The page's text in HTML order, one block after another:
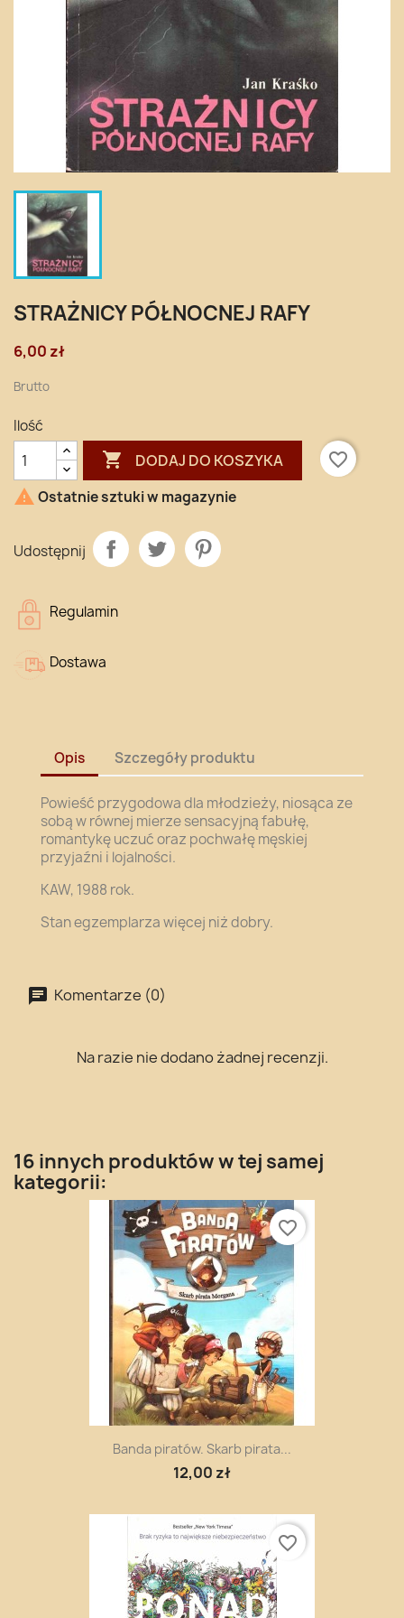
STRAŻNICY PÓŁNOCNEJ RAFY
6,00 zł
Brutto
Ilość
 DODAJ DO KOSZYKA
favorite_border
 Ostatnie sztuki w magazynie
Udostępnij
Regulamin
Dostawa
Opis Szczegóły produktu
Powieść przygodowa dla młodzieży, niosąca ze
sobą w równej mierze sensacyjną fabułę,
romantykę uczuć oraz pochwałę męskiej
przyjaźni i lojalności.
KAW, 1988 rok.
Stan egzemplarza więcej niż dobry.
Komentarze (0)
Na razie nie dodano żadnej recenzji.
16 innych produktów w tej samej
kategorii:
Banda piratów. Skarb pirata...
12,00 zł
favorite_border
favorite_border